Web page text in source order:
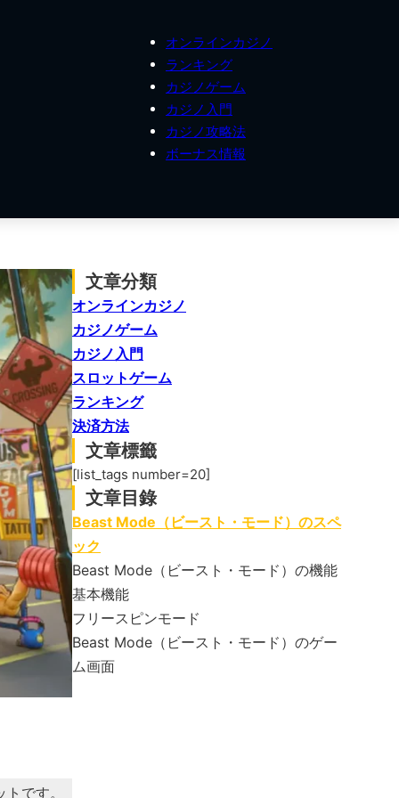
オンラインカジノ
ランキング
カジノゲーム
カジノ入門
カジノ攻略法
ボーナス情報
です。
文章分類
オンラインカジノ
カジノゲーム
カジノ入門
スロットゲーム
ランキング
決済方法
文章標籤
[list_tags number=20]
文章目錄
Beast Mode（ビースト・モード）のスペ
ック
Beast Mode（ビースト・モード）の機能
基本機能
フリースピンモード
Beast Mode（ビースト・モード）のゲー
ム画面